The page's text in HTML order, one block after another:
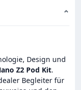
⌄
Design und
Z2 Pod Kit.
Begleiter für